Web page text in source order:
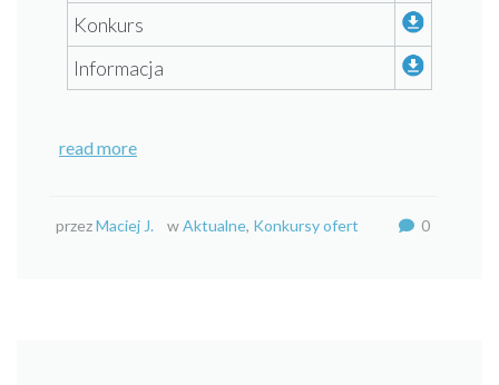
Konkurs
Informacja
read more
przezMaciej J. wAktualne, Konkursy ofert 0